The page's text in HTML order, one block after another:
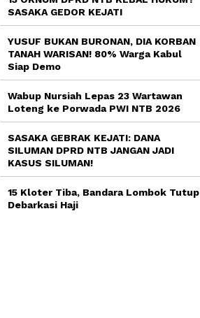
SASAKA GEDOR KEJATI
YUSUF BUKAN BURONAN, DIA KORBAN
TANAH WARISAN! 80% Warga Kabul
Siap Demo
Wabup Nursiah Lepas 23 Wartawan
Loteng ke Porwada PWI NTB 2026
SASAKA GEBRAK KEJATI: DANA
SILUMAN DPRD NTB JANGAN JADI
KASUS SILUMAN!
15 Kloter Tiba, Bandara Lombok Tutup
Debarkasi Haji